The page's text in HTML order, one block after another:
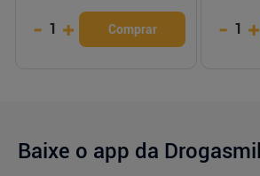
- 1 + Comprar - 1 +
Baixe o app da Drogasmil